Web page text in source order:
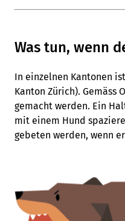
Was tun, wenn
In einzelnen Kantonen
Kanton Zürich).
gemacht werden. Ein
mit einem Hund
gebeten werden, wenn